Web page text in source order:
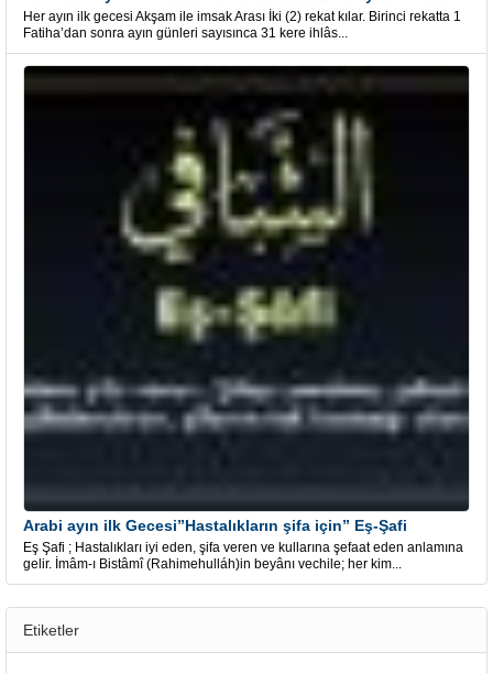
Her ayın ilk gecesi Akşam ile imsak Arası İki (2) rekat kılar. Birinci rekatta 1
Fatiha’dan sonra ayın günleri sayısınca 31 kere ihlâs...
Arabi ayın ilk Gecesi”Hastalıkların şifa için” Eş-Şafi
Eş Şafi ; Hastalıkları iyi eden, şifa veren ve kullarına şefaat eden anlamına
gelir. İmâm-ı Bistâmî (Rahimehulláh)in beyânı vechile; her kim...
Etiketler